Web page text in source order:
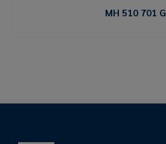
MH 510 701 G